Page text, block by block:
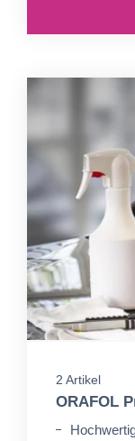
2 Artikel
ORAFOL